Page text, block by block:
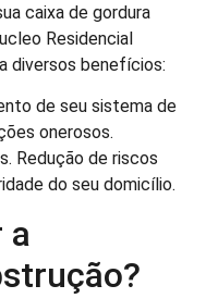
caixa de gordura
Residencial
diversos benefícios:
de seu sistema de
onerosos.
Redução de riscos
do seu domicílio.
a